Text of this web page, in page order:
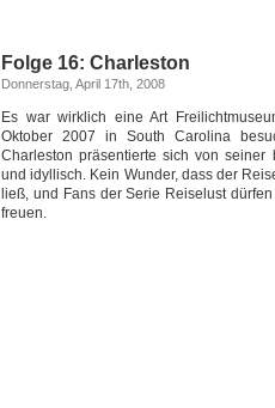
Folge 16: Charleston
Donnerstag, April 17th, 2008
Es war wirklich eine Art
Oktober 2007 in South Carolina
Charleston präsentierte sich von seiner
und idyllisch. Kein Wunder, dass der
ließ, und Fans der Serie Reiselust
freuen.